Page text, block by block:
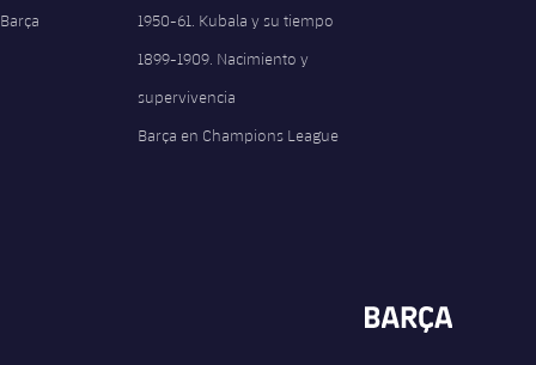
1950-61. Kubala y su tiempo
1899-1909. Nacimiento y
supervivencia
Barça en Champions League